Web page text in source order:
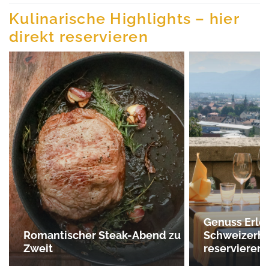
Kulinarische Highlights – hier
direkt reservieren
Romantischer Steak-Abend zu
Zweit
Genuss
reservieren